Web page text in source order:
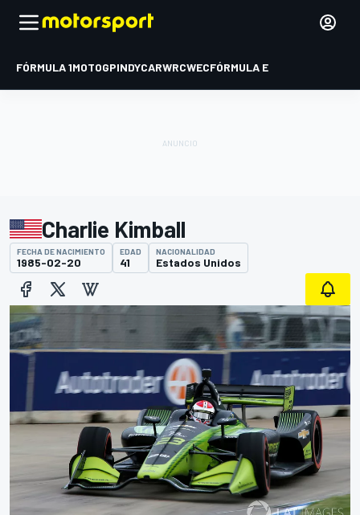
FÓRMULA 1MOTOGPINDYCARWRCWECFÓRMULA E
Charlie Kimball
FECHA DE NACIMIENTO
1985-02-20
EDAD
41
NACIONALIDAD
Estados Unidos